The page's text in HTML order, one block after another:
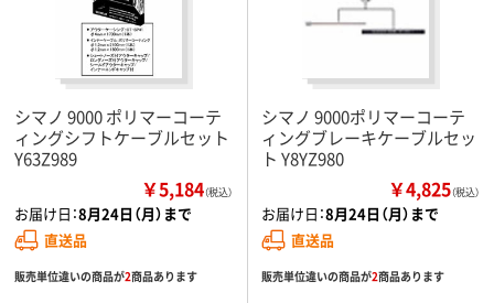
シマノ 9000 ポリマーコーテ
ィングシフトケーブルセット
Y63Z989
￥5,184（税込）
お届け日：8月24日（月）まで
直送品
販売単位違いの商品が2商品あります
シマノ 9000ポリマーコーテ
ィングブレーキケーブルセッ
ト Y8YZ980
￥4,825（税込）
お届け日：8月24日（月）まで
直送品
販売単位違いの商品が2商品あります